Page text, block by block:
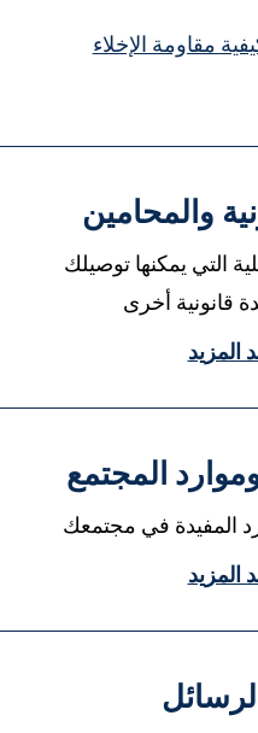
مقاومة الإخلاء
والمحامين
يمكنها توصيلك
أخرى
المجتمع
في مجتمعك